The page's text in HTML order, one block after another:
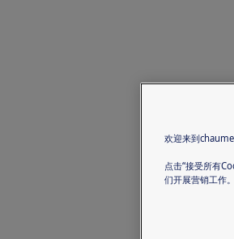
欢迎来到
点击“接受所有
们开展营销工作。